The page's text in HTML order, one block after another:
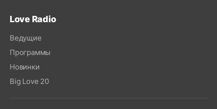
Love Radio
Ведущие
Программы
Новинки
Big Love 20